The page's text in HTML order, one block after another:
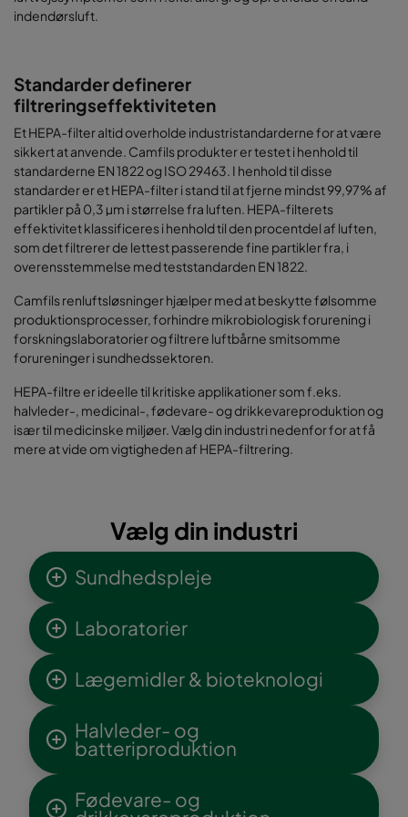
indendørsluft.
Standarder definerer
filtreringseffektiviteten
Et HEPA-filter altid overholde industristandarderne for at være
sikkert at anvende. Camfils produkter er testet i henhold til
standarderne EN 1822 og ISO 29463. I henhold til disse
standarder er et HEPA-filter i stand til at fjerne mindst 99,97% af
partikler på 0,3 µm i størrelse fra luften. HEPA-filterets
effektivitet klassificeres i henhold til den procentdel af luften,
som det filtrerer de lettest passerende fine partikler fra, i
overensstemmelse med teststandarden EN 1822.
Camfils renluftsløsninger hjælper med at beskytte følsomme
produktionsprocesser, forhindre mikrobiologisk forurening i
forskningslaboratorier og filtrere luftbårne smitsomme
forureninger i sundhedssektoren.
HEPA-filtre er ideelle til kritiske applikationer som f.eks.
halvleder-, medicinal-, fødevare- og drikkevareproduktion og
især til medicinske miljøer. Vælg din industri nedenfor for at få
mere at vide om vigtigheden af HEPA-filtrering.
Vælg din industri
Sundhedspleje
Laboratorier
Lægemidler & bioteknologi
Halvleder- og
batteriproduktion
Fødevare- og